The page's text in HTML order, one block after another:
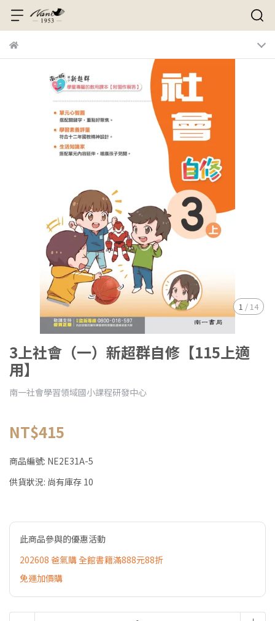
1 / 14
3上社會（一）新超群自修【115上適
用】
南一社會學習領域國小課程研發中心
NT$415
商品編號: NE2E31A-5
供貨狀況: 尚有庫存 10
此商品參與的優惠活動
202608 爸氣購 全館書籍滿888元88折
免運加價購